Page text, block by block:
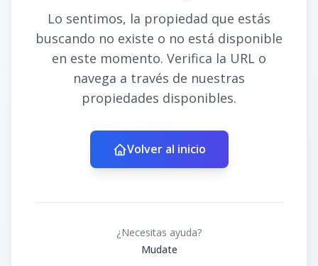
Lo sentimos, la propiedad que estás
buscando no existe o no está disponible
en este momento. Verifica la URL o
navega a través de nuestras
propiedades disponibles.
Volver al inicio
¿Necesitas ayuda?
Mudate